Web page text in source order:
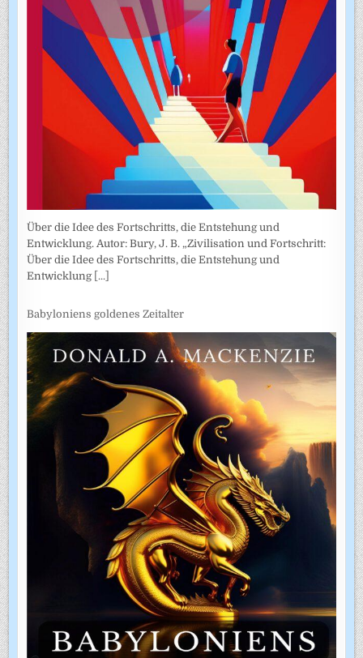
Über die Idee des Fortschritts, die Entstehung und
Entwicklung. Autor: Bury, J. B. „Zivilisation und Fortschritt:
Über die Idee des Fortschritts, die Entstehung und
Entwicklung [...]
Babyloniens goldenes Zeitalter